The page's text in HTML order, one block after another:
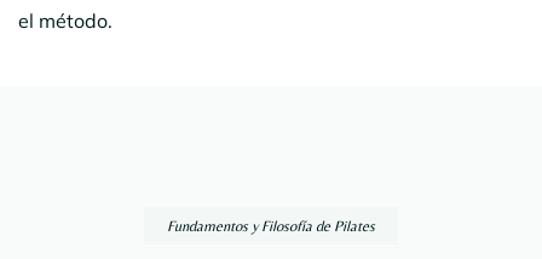
el método.
Fundamentos y Filosofía de Pilates